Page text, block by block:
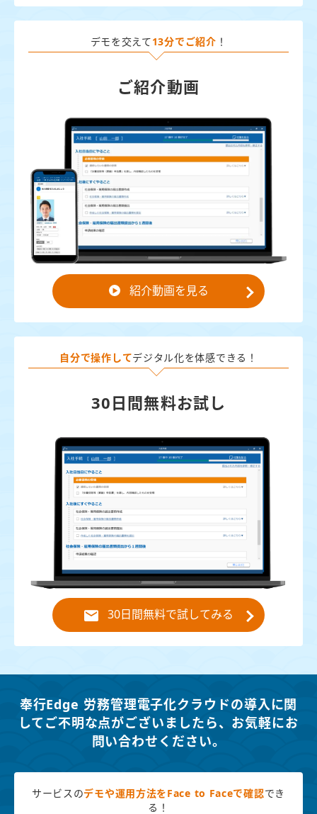
デモを交えて 13分でご紹介 ！
ご紹介動画
紹介動画を見る
自分で操作してデジタル化を体感できる！
30日間無料お試し
30日間無料で試してみる
奉行Edge 労務管理電子化クラウドの導入に関
してご不明な点がございましたら、 お気軽にお
問い合わせください。
サービスのデモや運用方法を Face to Faceで確認 でき
る！